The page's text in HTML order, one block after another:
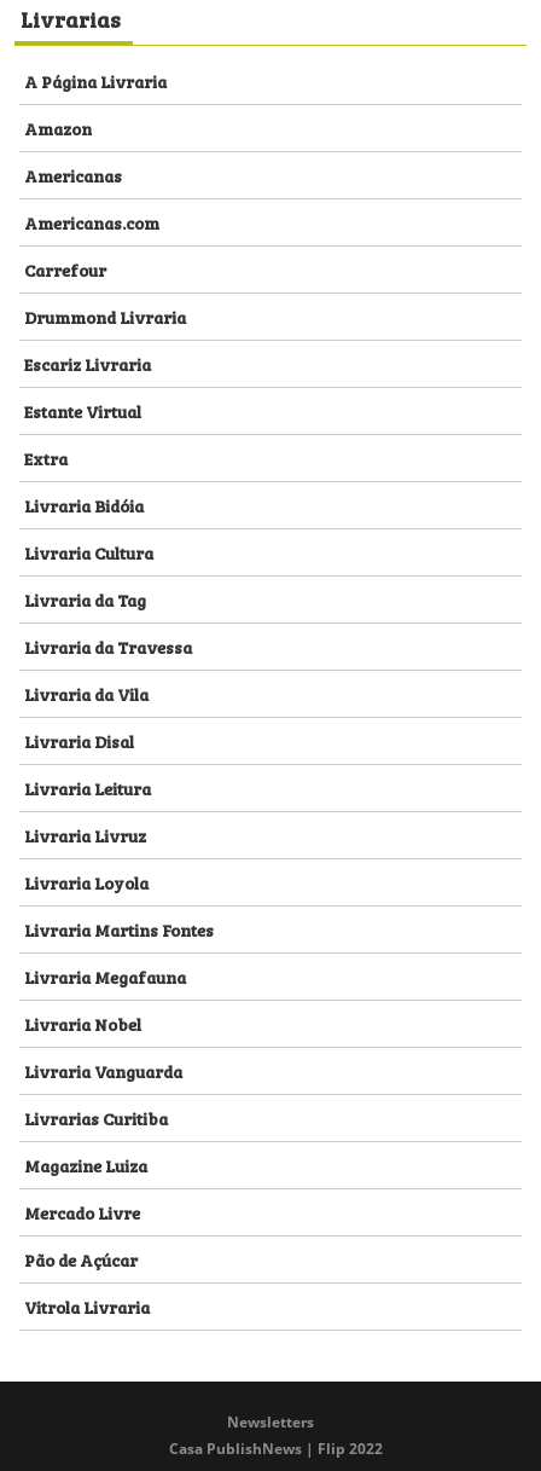
Livrarias
A Página Livraria
Amazon
Americanas
Americanas.com
Carrefour
Drummond Livraria
Escariz Livraria
Estante Virtual
Extra
Livraria Bidóia
Livraria Cultura
Livraria da Tag
Livraria da Travessa
Livraria da Vila
Livraria Disal
Livraria Leitura
Livraria Livruz
Livraria Loyola
Livraria Martins Fontes
Livraria Megafauna
Livraria Nobel
Livraria Vanguarda
Livrarias Curitiba
Magazine Luiza
Mercado Livre
Pão de Açúcar
Vitrola Livraria
Newsletters
Casa PublishNews | Flip 2022